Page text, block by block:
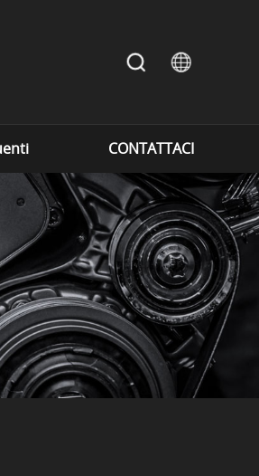
CONTATTACI